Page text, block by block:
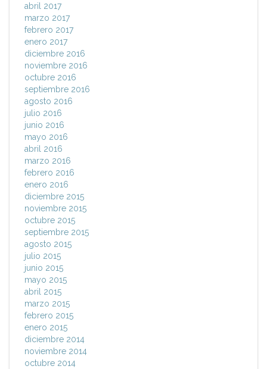
abril 2017
marzo 2017
febrero 2017
enero 2017
diciembre 2016
noviembre 2016
octubre 2016
septiembre 2016
agosto 2016
julio 2016
junio 2016
mayo 2016
abril 2016
marzo 2016
febrero 2016
enero 2016
diciembre 2015
noviembre 2015
octubre 2015
septiembre 2015
agosto 2015
julio 2015
junio 2015
mayo 2015
abril 2015
marzo 2015
febrero 2015
enero 2015
diciembre 2014
noviembre 2014
octubre 2014